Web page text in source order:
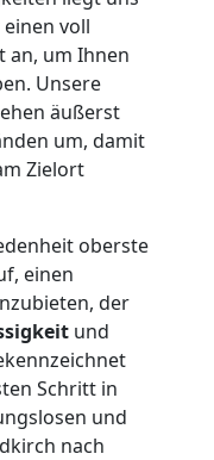
voll
an, um Ihnen
Unsere
äußerst
um, damit
Zielort
oberste
einen
der
und
Schritt in
und
nach